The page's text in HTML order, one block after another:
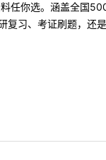
任你选。涵盖全国
习、考证刷题，还